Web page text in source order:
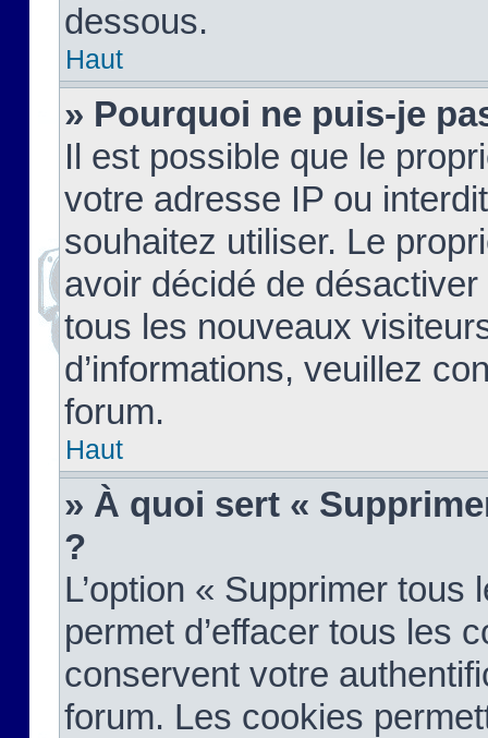
dessous.
Haut
» Pourquoi ne puis-je
Il est possible que le
votre adresse IP ou
souhaitez utiliser. Le
avoir décidé de
tous les nouveaux
d’informations, veuillez
forum.
Haut
» À quoi sert «
?
L’option « Supprimer
permet d’effacer tous les
conservent votre
forum. Les cookies